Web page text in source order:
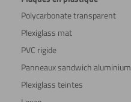
Polycarbonate transparent
Plexiglass mat
PVC rigide
Panneaux sandwich aluminium
Plexiglass teintes